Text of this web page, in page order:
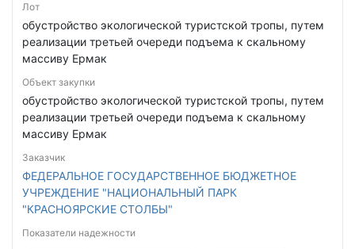
Лот
обустройство экологической туристской тропы, путем
реализации третьей очереди подъема к скальному
массиву Ермак
Объект закупки
обустройство экологической туристской тропы, путем
реализации третьей очереди подъема к скальному
массиву Ермак
Заказчик
ФЕДЕРАЛЬНОЕ ГОСУДАРСТВЕННОЕ БЮДЖЕТНОЕ
УЧРЕЖДЕНИЕ "НАЦИОНАЛЬНЫЙ ПАРК
"КРАСНОЯРСКИЕ СТОЛБЫ"
Показатели надежности